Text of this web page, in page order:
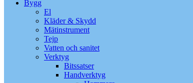
Bygg
El
Kläder & Skydd
Mätinstrument
Tejp
Vatten och sanitet
Verktyg
Bitssatser
Handverktyg